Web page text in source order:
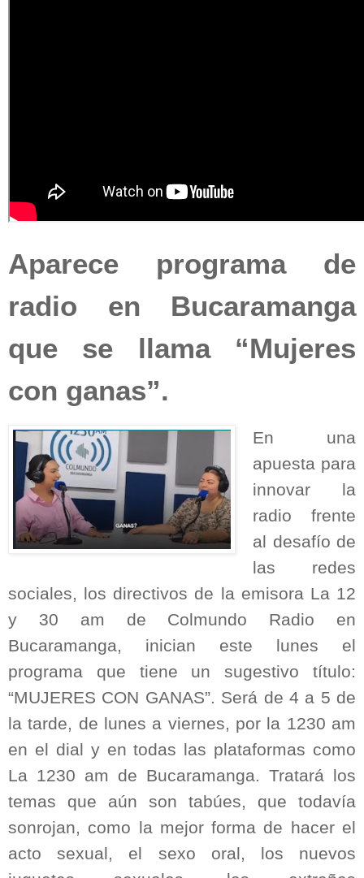
Aparece programa de
radio en Bucaramanga
que se llama “Mujeres
con ganas”.
En una
apuesta para
innovar la
radio frente
al desafío de
las redes
sociales, los directivos de la emisora La 12
y 30 am de Colmundo Radio en
Bucaramanga, inician este lunes el
programa que tiene un sugestivo título:
“MUJERES CON GANAS”. Será de 4 a 5 de
la tarde, de lunes a viernes, por la 1230 am
en el dial y en todas las plataformas como
La 1230 am de Bucaramanga. Tratará los
temas que aún son tabúes, que todavía
sonrojan, como la mejor forma de hacer el
acto sexual, el sexo oral, los nuevos